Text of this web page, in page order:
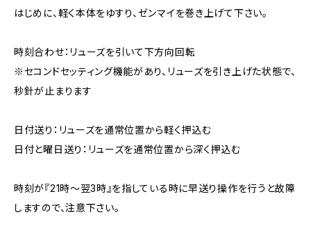
はじめに、軽く本体をゆすり、ゼンマイを巻き上げて下さい。
時刻合わせ：リューズを引いて下方向回転
※セコンドセッティング機能があり、リューズを引き上げた状態で、
秒針が止まります
日付送り：リューズを通常位置から軽く押込む
日付と曜日送り：リューズを通常位置から深く押込む
時刻が『21時～翌3時』を指している時に早送り操作を行うと故障
しますので、注意下さい。